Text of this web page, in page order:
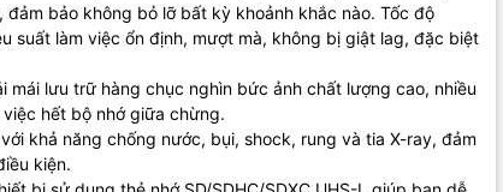
bảo không bỏ lỡ bất kỳ khoảnh khắc nào. Tốc độ
suất làm việc ổn định, mượt mà, không bị giật lag, đặc biệt
mái lưu trữ hàng chục nghìn bức ảnh chất lượng cao, nhiều
hết bộ nhớ giữa chừng.
khả năng chống nước, bụi, shock, rung và tia X-ray, đảm
kiện.